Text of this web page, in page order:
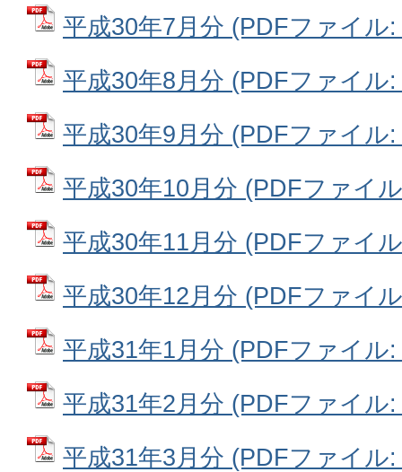
平成30年7月分 (PDFファイル
平成30年8月分 (PDFファイル
平成30年9月分 (PDFファイル
平成30年10月分 (PDFファイ
平成30年11月分 (PDFファイ
平成30年12月分 (PDFファイ
平成31年1月分 (PDFファイル
平成31年2月分 (PDFファイル
平成31年3月分 (PDFファイル